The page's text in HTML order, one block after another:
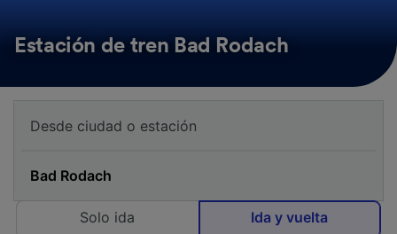
Estación de tren Bad Rodach
Solo ida Ida y vuelta